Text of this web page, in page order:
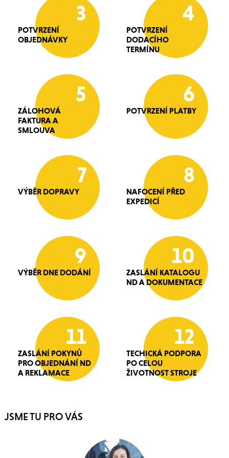
3
POTVRZENÍ
OBJEDNÁVKY
4
POTVRZENÍ
DODACÍHO
TERMÍNU
5
ZÁLOHOVÁ
FAKTURA A
SMLOUVA
6
POTVRZENÍ PLATBY
7
VÝBĚR DOPRAVY
8
NAFOCENÍ PŘED
EXPEDICÍ
9
VÝBĚR DNE DODÁNÍ
10
ZASLÁNÍ KATALOGU
ND A DOKUMENTACE
11
ZASLÁNÍ POKYNŮ
PRO OBJEDNÁNÍ ND
A REKLAMACE
12
TECHICKÁ PODPORA
PO CELOU
ŽIVOTNOST STROJE
JSME TU PRO VÁS